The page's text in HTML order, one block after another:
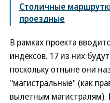
Столичные
проездные
В рамках проекта
индексов. 17 из них
поскольку отныне они
"магистральные" (как
вылетным магистралям).